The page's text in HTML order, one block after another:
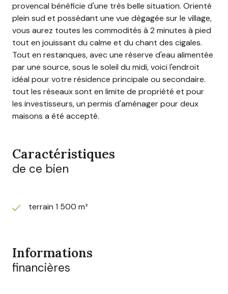
provencal bénéficie d'une très belle situation. Orienté
plein sud et possédant une vue dègagée sur le village,
vous aurez toutes les commodités à 2 minutes à pied
tout en jouissant du calme et du chant des cigales.
Tout en restanques, avec une réserve d'eau alimentée
par une source, sous le soleil du midi, voici l'endroit
idéal pour votre résidence principale ou secondaire.
tout les réseaux sont en limite de propriété et pour
les investisseurs, un permis d'aménager pour deux
maisons a été accepté.
Caractéristiques
de ce bien
terrain 1 500 m²
Informations
financières